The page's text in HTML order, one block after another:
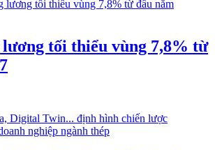
tối thiểu vùng 7,8% từ